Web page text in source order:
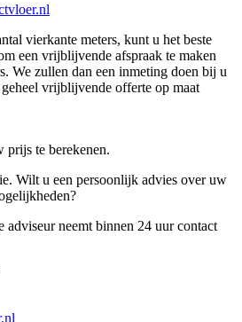
vierkante meters, kunt u het beste
een vrijblijvende afspraak te maken
We zullen dan een inmeting doen bij u
vrijblijvende offerte op maat
prijs te berekenen.
Wilt u een persoonlijk advies over uw
adviseur neemt binnen 24 uur contact